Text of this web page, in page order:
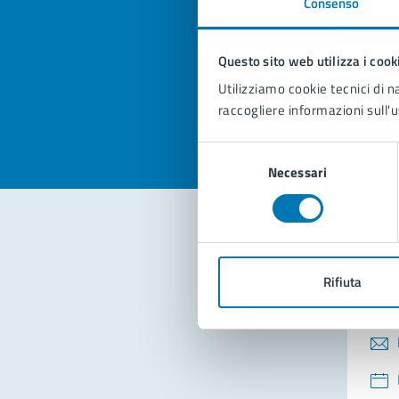
Questo sito web utilizza i
Utilizziamo cookie tecnici di
raccogliere informazioni
consenso
Necessari
Rifiuta